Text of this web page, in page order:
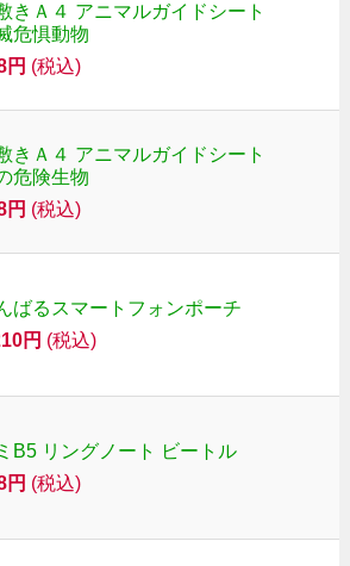
きＡ４ アニマルガイドシート
危惧動物
円 (税込)
きＡ４ アニマルガイドシート
危険生物
円 (税込)
ばるスマートフォンポーチ
円 (税込)
B5 リングノート ビートル
円 (税込)